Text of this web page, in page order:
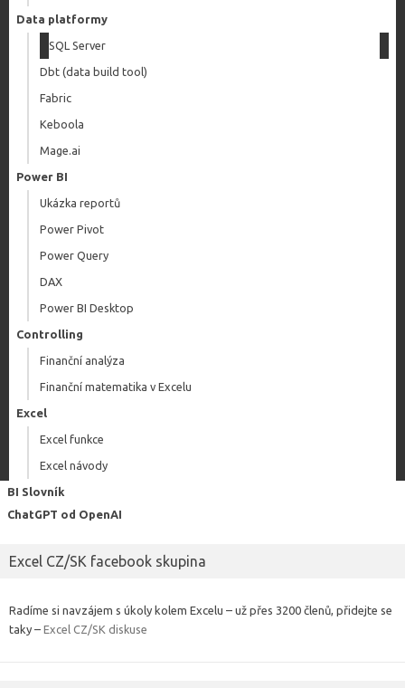
Data platformy
SQL Server
Dbt (data build tool)
Fabric
Keboola
Mage.ai
Power BI
Ukázka reportů
Power Pivot
Power Query
DAX
Power BI Desktop
Controlling
Finanční analýza
Finanční matematika v Excelu
Excel
Excel funkce
Excel návody
BI Slovník
ChatGPT od OpenAI
Excel CZ/SK facebook skupina
Radíme si navzájem s úkoly kolem Excelu – už přes 3200 členů, přidejte se
taky – Excel CZ/SK diskuse